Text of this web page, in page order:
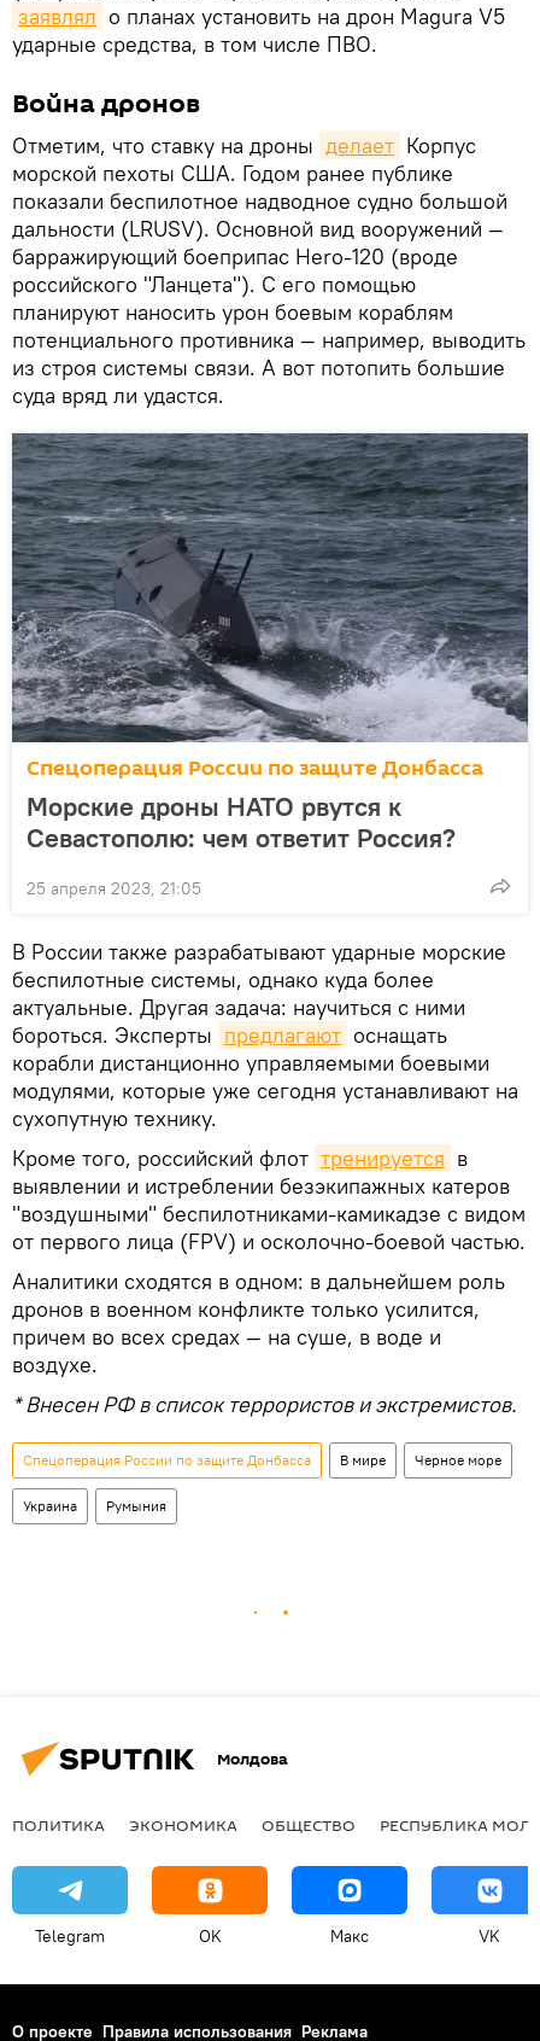
заявлял о планах установить на дрон Magura V5
ударные средства, в том числе ПВО.
Война дронов
Отметим, что ставку на дроны делает Корпус
морской пехоты США. Годом ранее публике
показали беспилотное надводное судно большой
дальности (LRUSV). Основной вид вооружений —
барражирующий боеприпас Hero-120 (вроде
российского "Ланцета"). С его помощью
планируют наносить урон боевым кораблям
потенциального противника — например, выводить
из строя системы связи. А вот потопить большие
суда вряд ли удастся.
Спецоперация России по защите Донбасса
Морские дроны НАТО рвутся к
Севастополю: чем ответит Россия?
25 апреля 2023, 21:05
В России также разрабатывают ударные морские
беспилотные системы, однако куда более
актуальные. Другая задача: научиться с ними
бороться. Эксперты предлагают оснащать
корабли дистанционно управляемыми боевыми
модулями, которые уже сегодня устанавливают на
сухопутную технику.
Кроме того, российский флот тренируется в
выявлении и истреблении безэкипажных катеров
"воздушными" беспилотниками-камикадзе с видом
от первого лица (FPV) и осколочно-боевой частью.
Аналитики сходятся в одном: в дальнейшем роль
дронов в военном конфликте только усилится,
причем во всех средах — на суше, в воде и
воздухе.
* Внесен РФ в список террористов и экстремистов.
Спецоперация России по защите Донбасса В мире Черное море
Украина Румыния
Молдова
ПОЛИТИКА ЭКОНОМИКА ОБЩЕСТВО РЕСПУБЛИКА
Telegram OK Макс VK
О проекте Правила использования Реклама